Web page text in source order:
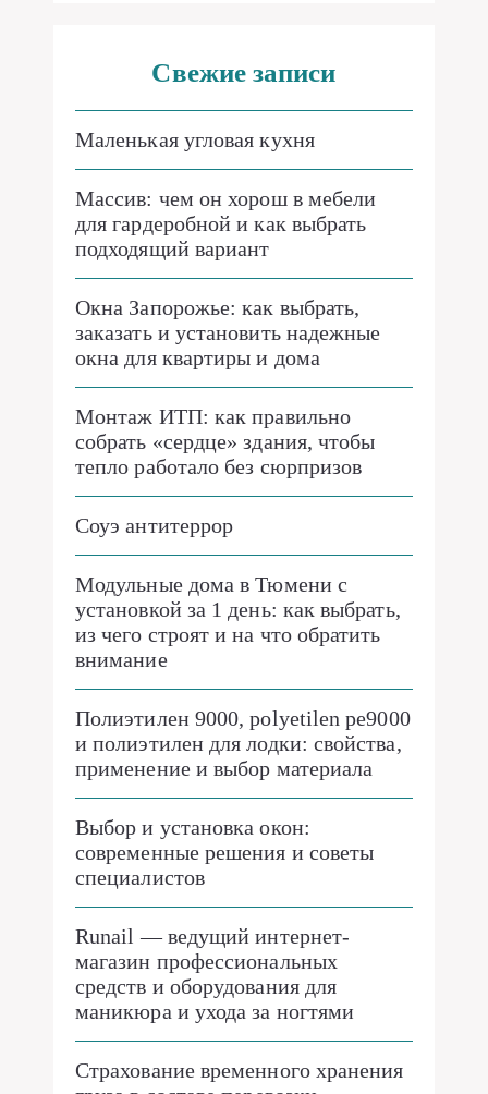
Свежие записи
Маленькая угловая кухня
Массив: чем он хорош в мебели
для гардеробной и как выбрать
подходящий вариант
Окна Запорожье: как выбрать,
заказать и установить надежные
окна для квартиры и дома
Монтаж ИТП: как правильно
собрать «сердце» здания, чтобы
тепло работало без сюрпризов
Соуэ антитеррор
Модульные дома в Тюмени с
установкой за 1 день: как выбрать,
из чего строят и на что обратить
внимание
Полиэтилен 9000, polyetilen pe9000
и полиэтилен для лодки: свойства,
применение и выбор материала
Выбор и установка окон:
современные решения и советы
специалистов
Runail — ведущий интернет-
магазин профессиональных
средств и оборудования для
маникюра и ухода за ногтями
Страхование временного хранения